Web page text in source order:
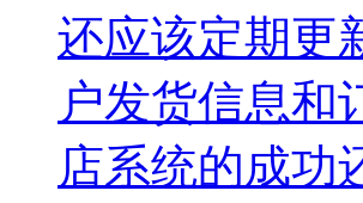
还应该定期更
户发货信息和
店系统的成功